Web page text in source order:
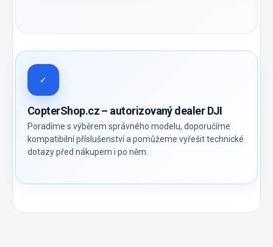
✓
CopterShop.cz – autorizovaný dealer DJI
Poradíme s výběrem správného modelu, doporučíme
kompatibilní příslušenství a pomůžeme vyřešit technické
dotazy před nákupem i po něm.